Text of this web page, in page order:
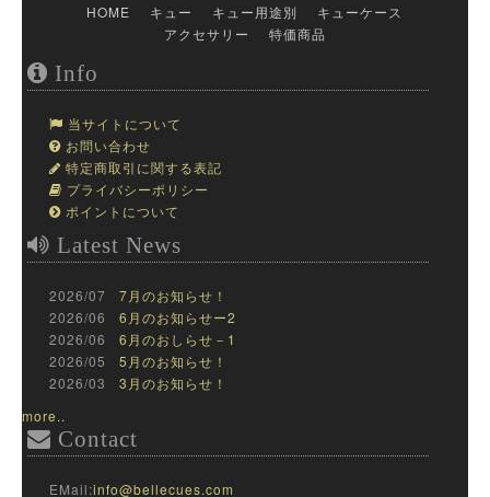
HOME キュー キュー用途別
キューケース
アクセサリー
特価商品
Info
当サイトについて
お問い合わせ
特定商取引に関する表記
プライバシーポリシー
ポイントについて
Latest News
2026/07 7月のお知らせ！
2026/06 6月のお知らせー2
2026/06 6月のおしらせ－1
2026/05 5月のお知らせ！
2026/03 3月のお知らせ！
more..
Contact
EMail:info@bellecues.com